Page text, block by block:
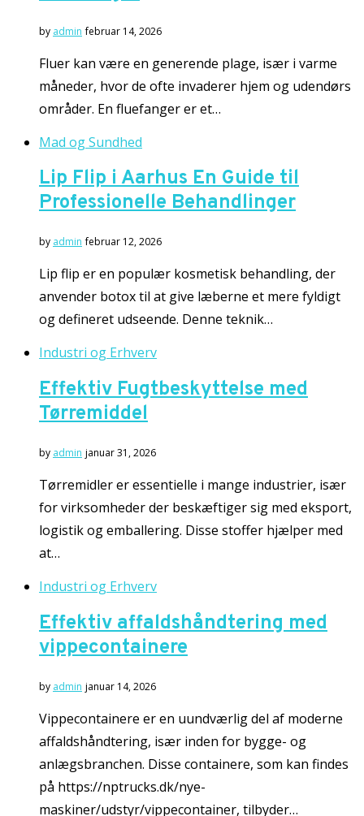
by admin februar 14, 2026
Fluer kan være en generende plage, især i varme
måneder, hvor de ofte invaderer hjem og udendørs
områder. En fluefanger er et…
Mad og Sundhed
Lip Flip i Aarhus En Guide til
Professionelle Behandlinger
by admin februar 12, 2026
Lip flip er en populær kosmetisk behandling, der
anvender botox til at give læberne et mere fyldigt
og defineret udseende. Denne teknik…
Industri og Erhverv
Effektiv Fugtbeskyttelse med
Tørremiddel
by admin januar 31, 2026
Tørremidler er essentielle i mange industrier, især
for virksomheder der beskæftiger sig med eksport,
logistik og emballering. Disse stoffer hjælper med
at…
Industri og Erhverv
Effektiv affaldshåndtering med
vippecontainere
by admin januar 14, 2026
Vippecontainere er en uundværlig del af moderne
affaldshåndtering, især inden for bygge- og
anlægsbranchen. Disse containere, som kan findes
på https://nptrucks.dk/nye-
maskiner/udstyr/vippecontainer, tilbyder…